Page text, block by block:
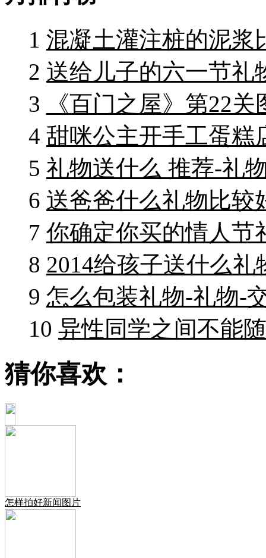
1 混凝土灌注桩的泥浆
2 送给儿子的六一节礼
3
《百门之屋》第22
4 甜咪公主开手工蛋糕
5 礼物送什么 推荐-礼
6 送爸爸什么礼物比较
7 你确定你买的情人节
8 2014给孩子送什么
9 怎么包装礼物-礼物-
10 异性同学之间不能
猜你喜欢：
怎样拍好新闻图片